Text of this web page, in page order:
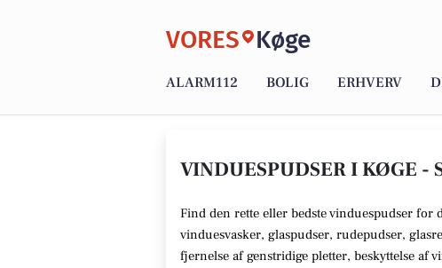
VORES Køge
ALARM112 BOLIG ERHVERV
VINDUESPUDSER I KØGE -
Find den rette eller bedste vinduespudser for
vinduesvasker, glaspudser, rudepudser,
fjernelse af genstridige pletter, beskyttelse af